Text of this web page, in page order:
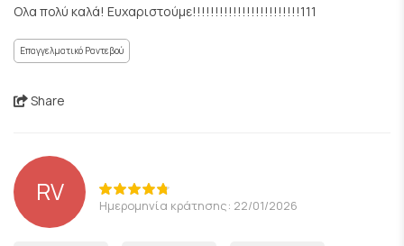
Ολα πολύ καλά! Ευχαριστούμε!!!!!!!!!!!!!!!!!!!!!!!!111
Επαγγελματικό Ραντεβού
Share
RV Ημερομηνία κράτησης: 22/01/2026